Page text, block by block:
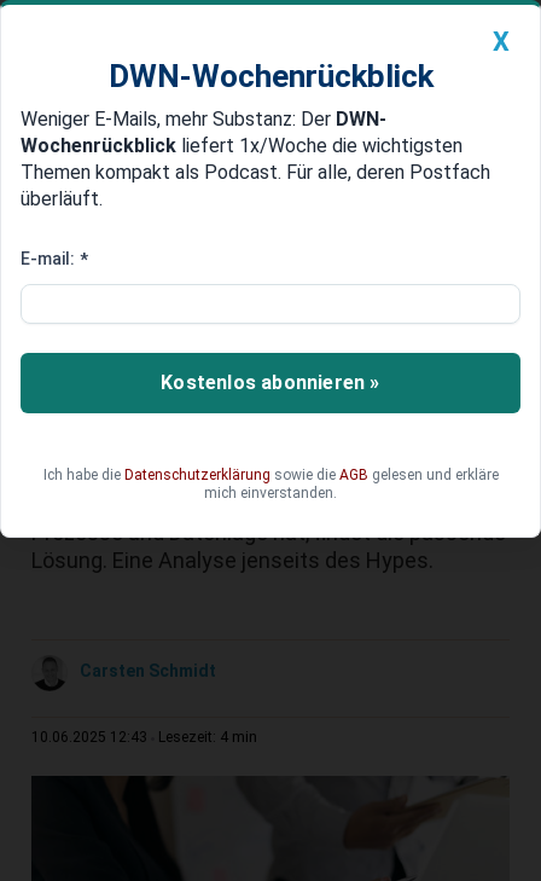
Newsticker MEIN DWN: Geldanlage Premium
Edelmetalle DWN-Magazin China
KI im Mittelstand: Wie KMU die
teure Fehler vermeiden
Ob Einkauf, Controlling oder Service Desk: KI kann
heute in nahezu jedem Bereich mittelständischer
werden. Doch was bringt echten Fortschritt und
was nur Komplexität? Nur wer Klarheit über Ziele,
Prozesse und Datenlage hat, findet die passende
Lösung. Eine Analyse jenseits des Hypes.
Carsten Schmidt
10.06.2025 12:43 Lesezeit: 4 min
X
DWN-Wochenrückblick
Weniger E-Mails, mehr Substanz: Der DWN-
Wochenrückblick liefert 1x/Woche die wichtigsten
Themen kompakt als Podcast. Für alle, deren Postfach
überläuft.
E-mail: *
Kostenlos abonnieren »
Ich habe die Datenschutzerklärung sowie die AGB gelesen und erkläre
mich einverstanden.